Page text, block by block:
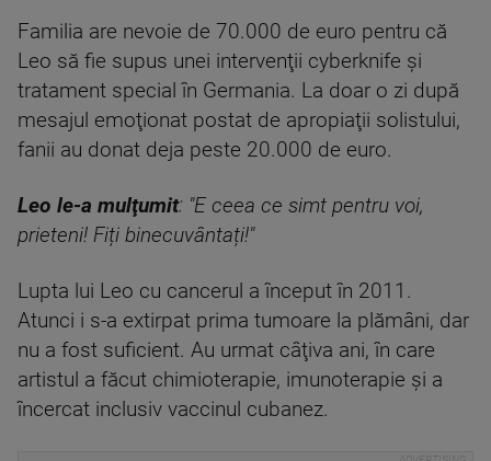
Familia are nevoie de 70.000 de euro pentru că
Leo să fie supus unei intervenţii cyberknife şi
tratament special în Germania. La doar o zi după
mesajul emoţionat postat de apropiaţii solistului,
fanii au donat deja peste 20.000 de euro.
Leo le-a mulţumit: "E ceea ce simt pentru voi,
prieteni! Fiți binecuvântați!"
Lupta lui Leo cu cancerul a început în 2011.
Atunci i s-a extirpat prima tumoare la plămâni, dar
nu a fost suficient. Au urmat câţiva ani, în care
artistul a făcut chimioterapie, imunoterapie şi a
încercat inclusiv vaccinul cubanez.